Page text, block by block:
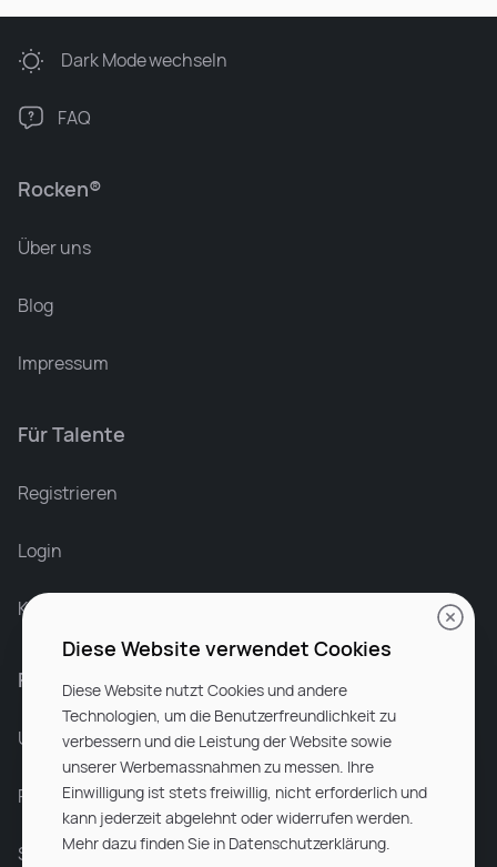
Rocken®
Über uns
Blog
Impressum
Für Talente
Registrieren
Login
Karriere bei Rocken
Für Unternehmen
Unsere Dienstleistungen
Partnerunternehmen
Sitemap
Dark Modewechseln
FAQ
Diese Website verwendet Cookies
Diese Website nutzt Cookies und andere
Technologien, um die Benutzerfreundlichkeit zu
verbessern und die Leistung der Website sowie
unserer Werbemassnahmen zu messen. Ihre
Einwilligung ist stets freiwillig, nicht erforderlich und
kann jederzeit abgelehnt oder widerrufen werden.
Mehr dazu finden Sie in Datenschutzerklärung.